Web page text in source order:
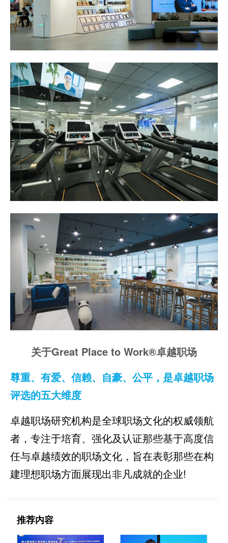
关于Great Place to Work®卓越职场
尊重、有爱、信赖、自豪、公平，是卓越职场
评选的五大维度
卓越职场研究机构是全球职场文化的权威领航
者，专注于培育、强化及认证那些基于高度信
任与卓越绩效的职场文化，旨在表彰那些在构
建理想职场方面展现出非凡成就的企业!
推荐内容